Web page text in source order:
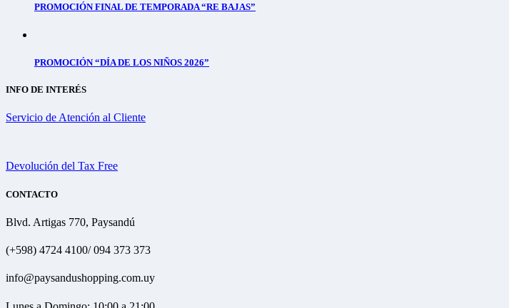
PROMOCIÓN FINAL DE TEMPORADA “RE BAJAS”
PROMOCIÓN “DÍA DE LOS NIÑOS 2026”
INFO DE INTERÉS
Servicio de Atención al Cliente
Devolución del Tax Free
CONTACTO
Blvd. Artigas 770, Paysandú
(+598) 4724 4100/ 094 373 373
info@paysandushopping.com.uy